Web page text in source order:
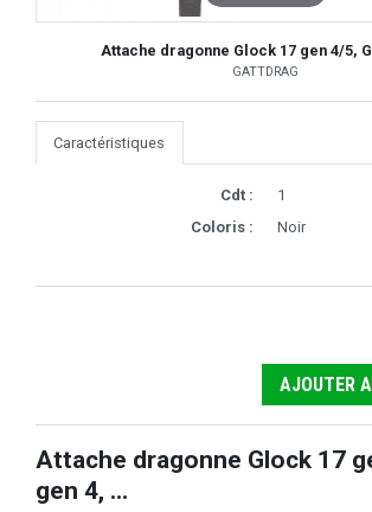
Attache dragonne Glock 17 gen 4/5,
GATTDRAG
Caractéristiques
Cdt :
1
Coloris :
Noir
AJOUTER
Attache dragonne Glock 17
gen 4, ...